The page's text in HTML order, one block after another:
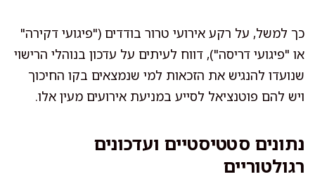
כך למשל, על רקע אירועי טרור בודדים ("פיגועי דקירה"
או "פיגועי דריסה"), דווח לעיתים על עדכון בנוהלי הרישוי
שנועדו להנגיש את הזכאות למי שנמצאים בקו החיכוך
ויש להם פוטנציאל לסייע במניעת אירועים מעין אלו.
נתונים סטטיסטיים ועדכונים
רגולטוריים